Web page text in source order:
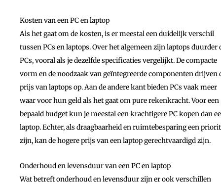
Kosten van een PC en laptop
Als het gaat om de kosten, is er meestal een duidelijk verschil
tussen PCs en laptops. Over het algemeen zijn laptops duurder
PCs, vooral als je dezelfde specificaties vergelijkt. De compacte
vorm en de noodzaak van geïntegreerde componenten drijven
prijs van laptops op. Aan de andere kant bieden PCs vaak meer
waar voor hun geld als het gaat om pure rekenkracht. Voor een
bepaald budget kun je meestal een krachtigere PC kopen dan
laptop. Echter, als draagbaarheid en ruimtebesparing een
zijn, kan de hogere prijs van een laptop gerechtvaardigd zijn.
Onderhoud en levensduur van een PC en laptop
Wat betreft onderhoud en levensduur zijn er ook verschillen